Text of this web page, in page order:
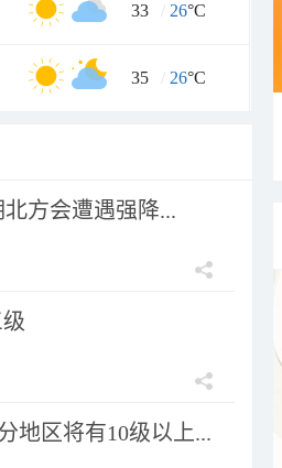
33 / 26°C
35 / 26°C
方会遭遇强降...
地区将有10级以上...